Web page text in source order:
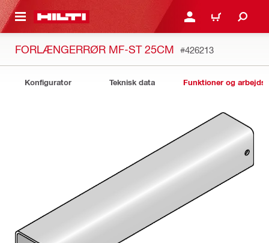
HOVEDINDHOLD LOG IND ELLER
INDKØBSKURV
FORLÆNGERRØR MF-ST 25CM #426213
Konfigurator Teknisk data Funktioner og